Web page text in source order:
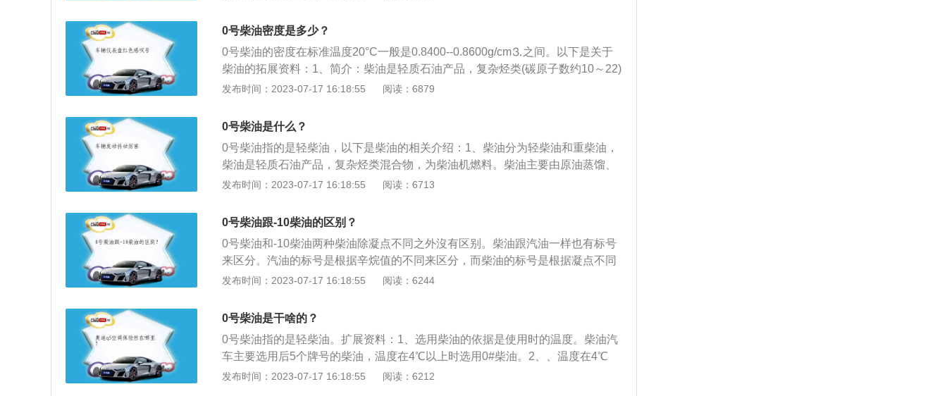
率低。柴油具有低能耗，所以一些小型汽车甚至高性能汽车也改用柴油。2、凝
点：凝点指油品在规定的试验条件下，被冷却的试样油面不再移动时的最高温度,
都以℃表示。凝点和冷滤点是表征柴油低温使用性能的重要指标。
0号柴油密度是多少？
0号柴油的密度在标准温度20°C一般是0.8400--0.8600g/cm⒊之间。以下是关于
柴油的拓展资料：1、简介：柴油是轻质石油产品，复杂烃类(碳原子数约10～22)
混合物。为柴油机燃料。主要由原油蒸馏、催化裂化、热裂化、加氢裂化、石油
柴油（沸点范围约180～370℃）和重柴油（沸点范围约350～410℃）两大类。
广泛用于大型车辆、铁路机车、船舰。柴油最重要用途是用于车辆、船舶的柴油
发动机。2、与汽油的区别：与汽油相比，柴油能量密度高，燃油消耗率低。柴
油具有低能耗，所以一些小型汽车甚至高性能汽车也改用柴油。
发布时间：2023-07-17 16:18:55 阅读：6879
0号柴油是什么？
0号柴油指的是轻柴油，以下是柴油的相关介绍：1、柴油分为轻柴油和重柴油，
柴油是轻质石油产品，复杂烃类混合物，为柴油机燃料。柴油主要由原油蒸馏、
催化裂化、热裂化、加氢裂化、石油焦化等过程生产的柴油馏分调配而成。2、
有低能耗、低污染的环保特性，其作为拖拉机、大型汽车、内燃机车及土建、挖
掘机、装载机、渔船、柴油发电机组和农用机械的动力，是柴油汽车、拖拉机等
柴油发动机燃料。
发布时间：2023-07-17 16:18:55 阅读：6713
0号柴油跟-10柴油的区别？
0号柴油和-10柴油两种柴油除凝点不同之外沒有区别。柴油跟汽油一样也有标号
来区分。汽油的标号是根据辛烷值的不同来区分，而柴油的标号是根据凝点不同
来区分。经常遇见的轻柴油有10、5、0、-10、-20、-30、-50七种。重柴油有1
类组成大多数用作柴油发动机汽车和拖拉机的燃料。轻柴油具有足够的粘度可以
保证在发动机内充分雾化。2、重柴油大多数用于转速较低的柴油发动机，转速
低于每分钟一千转就可以用重柴油来当燃料。
发布时间：2023-07-17 16:18:55 阅读：6244
0号柴油是干啥的？
0号柴油指的是轻柴油。扩展资料：1、选用柴油的依据是使用时的温度。柴油汽
车主要选用后5个牌号的柴油，温度在4℃以上时选用0#柴油。2、、温度在4℃
到-5℃时选用-10#柴油，温度在-5℃到-14℃时选用-20#柴油。温度在-14℃到-2
发布时间：2023-07-17 16:18:55 阅读：6212